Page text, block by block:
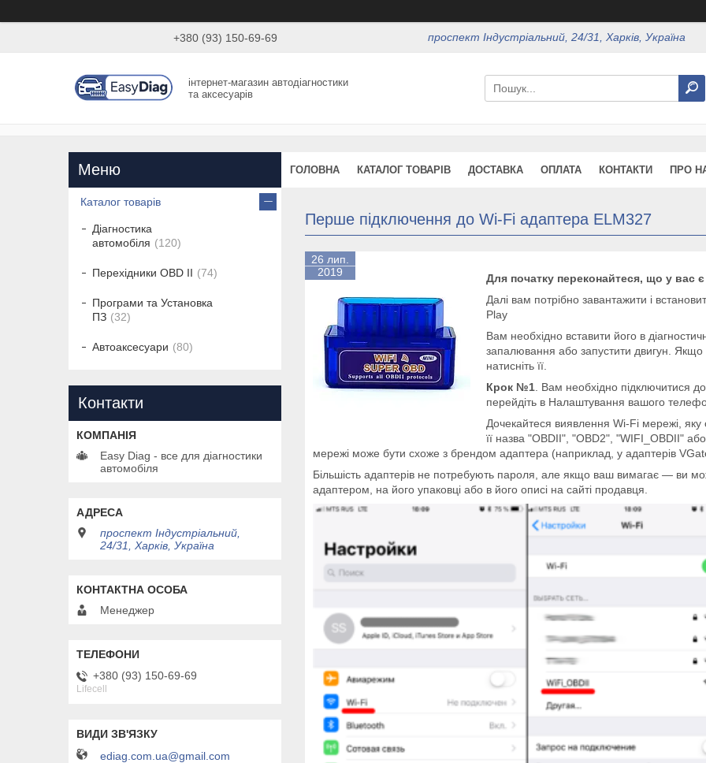
+380 (93) 150-69-69 проспект Індустріальний, 24/31, Харків, Україна
інтернет-магазин автодіагностики
та аксесуарів
ГОЛОВНА КАТАЛОГ ТОВАРІВ ДОСТАВКА ОПЛАТА КОНТАКТИ ПРО
Перше підключення до Wi-Fi адаптера ELM327
26 лип.
2019
Для початку переконайтеся, що у вас
Далі вам потрібно завантажити і
Play
Вам необхідно вставити його в
запалювання або запустити двигун.
натисніть її.
Крок №1 . Вам необхідно підключитися
перейдіть в Налаштування вашого
Дочекайтеся виявлення Wi-Fi мережі, яку
її назва "OBDII", "OBD2", "WIFI_OBDII"
мережі може бути схоже з брендом адаптера (наприклад, у адаптерів
Більшість адаптерів не потребують пароля, але якщо ваш вимагає — ви
адаптером, на його упаковці або в його описі на сайті продавця.
Каталог товарів
Діагностика
автомобіля
120
Перехідники OBD II 74
Програми та Установка
ПЗ
32
Автоаксесуари 80
Контакти
Easy Diag - все для діагностики
автомобіля
проспект Індустріальний,
24/31, Харків, Україна
Менеджер
+380 (93) 150-69-69
Lifecell
ediag.com.ua@gmail.com